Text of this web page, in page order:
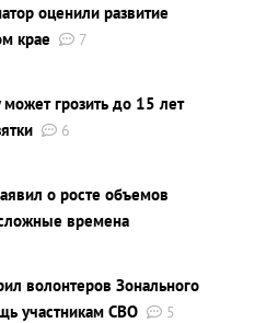
оценили развитие
крае
7
грозить до 15 лет
6
о росте объемов
времена
волонтеров Зонального
участникам СВО
5